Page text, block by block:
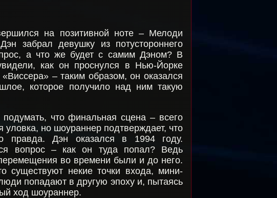
на позитивной ноте – Мелоди
забрал девушку из потустороннего
а что же будет с самим Дэном? В
как он проснулся в Нью-Йорке
– таким образом, он оказался
которое получило над ним такую
что финальная сцена – всего
уловка, но шоураннер подтверждает, что
правда. Дэн оказался в 1994 году.
вопрос – как он туда попал? Ведь
во времени были и до него.
существуют некие точки входа, мини-
попадают в другую эпоху и, пытаясь
ход шоураннер.